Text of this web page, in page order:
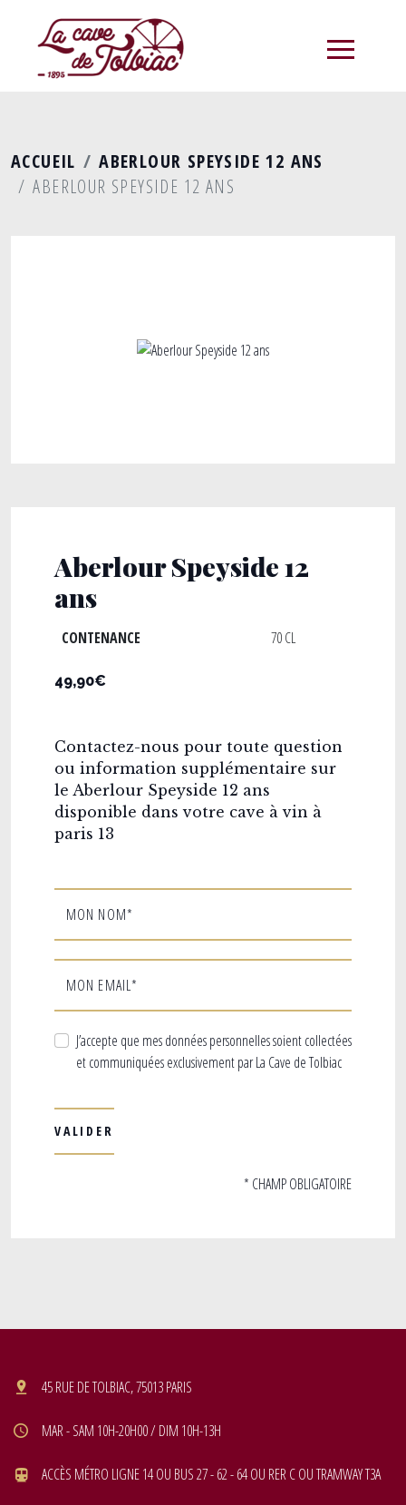
ACCUEIL
ABERLOUR SPEYSIDE 12 ANS
ABERLOUR SPEYSIDE 12 ANS
Aberlour Speyside 12
ans
CONTENANCE 70 CL
49,90€
Contactez-nous pour toute question
ou information supplémentaire sur
le Aberlour Speyside 12 ans
disponible dans votre cave à vin à
paris 13
MON NOM*
MON EMAIL*
J’accepte que mes données personnelles soient collectées
et communiquées exclusivement par La Cave de Tolbiac
* CHAMP OBLIGATOIRE
45 RUE DE TOLBIAC, 75013 PARIS
MAR - SAM 10H-20H00 / DIM 10H-13H
ACCÈS MÉTRO LIGNE 14 OU BUS 27 - 62 - 64 OU RER C OU TRAMWAY T3A